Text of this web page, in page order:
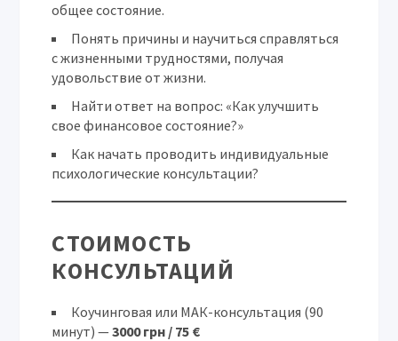
общее состояние.
Понять причины и научиться справляться
с жизненными трудностями, получая
удовольствие от жизни.
Найти ответ на вопрос: «Как улучшить
свое финансовое состояние?»
Как начать проводить индивидуальные
психологические консультации?
СТОИМОСТЬ
КОНСУЛЬТАЦИЙ
Коучинговая или МАК-консультация (90
минут) —3000 грн / 75 €